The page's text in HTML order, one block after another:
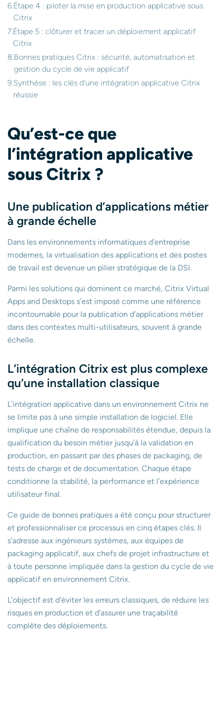
Étape 4 : piloter la mise en production applicative sous
Citrix
Étape 5 : clôturer et tracer un déploiement applicatif
Citrix
Bonnes pratiques Citrix : sécurité, automatisation et
gestion du cycle de vie applicatif
Synthèse : les clés d'une intégration applicative Citrix
réussie
Qu’est-ce que
l’intégration applicative
sous Citrix ?
Une publication d’applications métier
à grande échelle
Dans les environnements informatiques d’entreprise
modernes, la virtualisation des applications et des postes
de travail est devenue un pilier stratégique de la DSI.
Parmi les solutions qui dominent ce marché, Citrix Virtual
Apps and Desktops s’est imposé comme une référence
incontournable pour la publication d’applications métier
dans des contextes multi-utilisateurs, souvent à grande
échelle.
L’intégration Citrix est plus complexe
qu’une installation classique
L’intégration applicative dans un environnement Citrix ne
se limite pas à une simple installation de logiciel. Elle
implique une chaîne de responsabilités étendue, depuis la
qualification du besoin métier jusqu’à la validation en
production, en passant par des phases de packaging, de
tests de charge et de documentation. Chaque étape
conditionne la stabilité, la performance et l’expérience
utilisateur final.
Ce guide de bonnes pratiques a été conçu pour structurer
et professionnaliser ce processus en cinq étapes clés. Il
s’adresse aux ingénieurs systèmes, aux équipes de
packaging applicatif, aux chefs de projet infrastructure et
à toute personne impliquée dans la gestion du cycle de vie
applicatif en environnement Citrix.
L’objectif est d’éviter les erreurs classiques, de réduire les
risques en production et d’assurer une traçabilité
complète des déploiements.